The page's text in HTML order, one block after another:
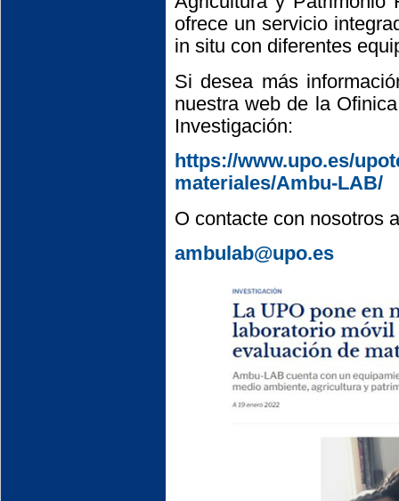
ofrece un servicio
in situ con diferentes
Si desea más
nuestra web de la
Investigación:
https://www.upo.es/
materiales/Ambu-LAB/
O contacte con nosotros
ambulab@upo.es